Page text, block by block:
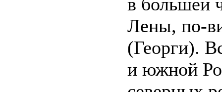
Лены, по-
(Георги).
и южной